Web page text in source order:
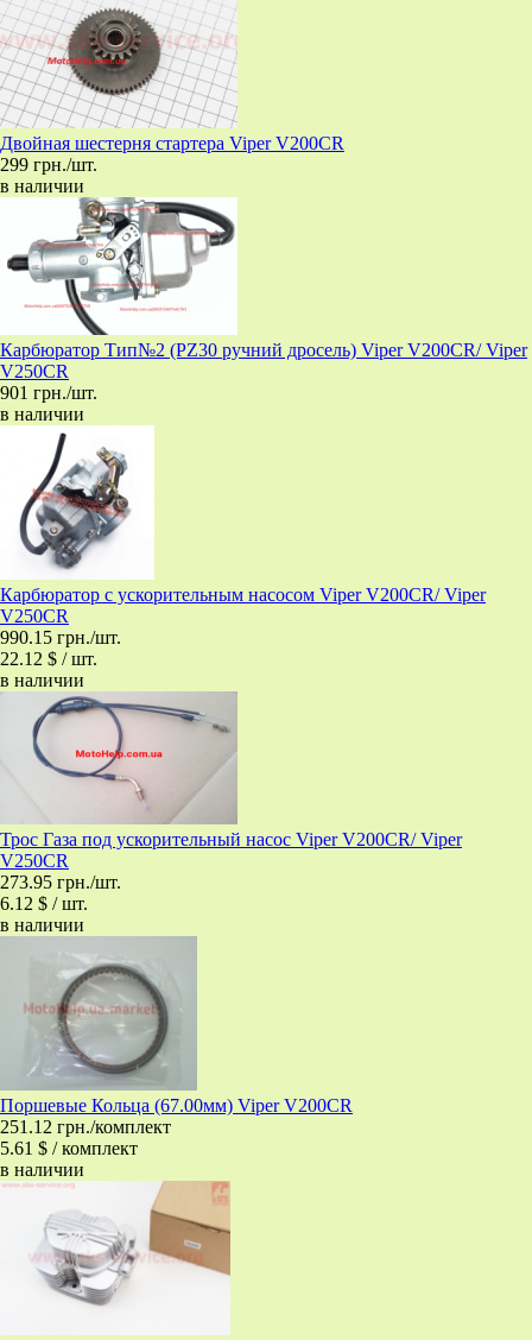
Двойная шестерня стартера Viper V200CR
299 грн./шт.
в наличии
Карбюратор Тип№2 (PZ30 ручний дросель) Viper V200CR/ Viper
V250CR
901 грн./шт.
в наличии
Карбюратор с ускорительным насосом Viper V200CR/ Viper
V250CR
990.15 грн./шт.
22.12 $ / шт.
в наличии
Трос Газа под ускорительный насос Viper V200CR/ Viper
V250CR
273.95 грн./шт.
6.12 $ / шт.
в наличии
Поршевые Кольца (67.00мм) Viper V200CR
251.12 грн./комплект
5.61 $ / комплект
в наличии